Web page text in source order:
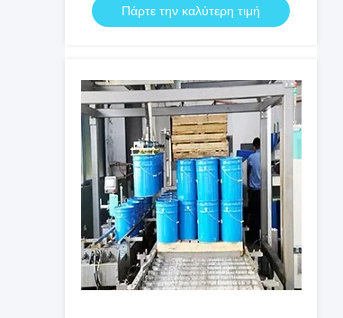
εφαρμογές υψηλής αντοχής στη
θερμότητα
Πάρτε την καλύτερη τιμή